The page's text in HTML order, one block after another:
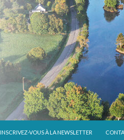
INSCRIVEZ-VOUS À LA NEWSLETTER